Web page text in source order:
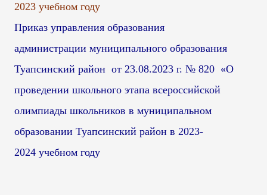
2023 учебном году
Приказ управления образования
администрации муниципального образования
Туапсинский район от 23.08.2023 г. № 820 «О
проведении школьного этапа всероссийской
олимпиады школьников в муниципальном
образовании Туапсинский район в 2023-
2024 учебном году